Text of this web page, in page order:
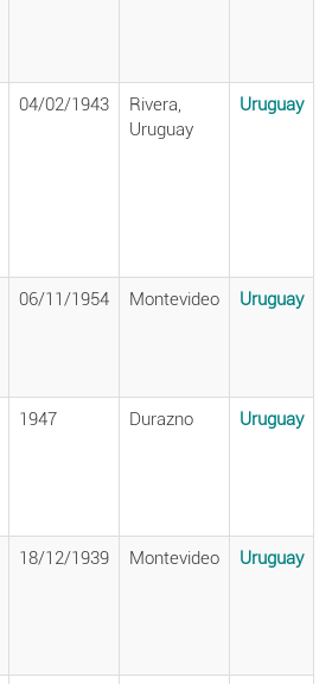
04/02/1943
Rivera,
Uruguay
Uruguay
06/11/1954 Montevideo Uruguay
1947 Durazno Uruguay
18/12/1939 Montevideo Uruguay